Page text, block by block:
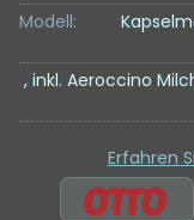
Modell:
, inkl. Aeroccino
Erfahren